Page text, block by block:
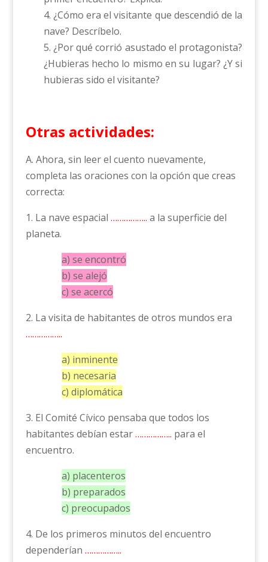
4. ¿Cómo era el visitante que descendió de la
nave? Descríbelo.
5. ¿Por qué corrió asustado el protagonista?
¿Hubieras hecho lo mismo en su lugar? ¿Y si
hubieras sido el visitante?
Otras actividades:
A. Ahora, sin leer el cuento nuevamente,
completa las oraciones con la opción que creas
correcta:
1. La nave espacial …………….. a la superficie del
planeta.
a) se encontró
b) se alejó
c) se acercó
2. La visita de habitantes de otros mundos era
……………..
a) inminente
b) necesaria
c) diplomática
3. El Comité Cívico pensaba que todos los
habitantes debían estar…………….. para el
encuentro.
a) placenteros
b) preparados
c) preocupados
4. De los primeros minutos del encuentro
dependerían ……………..